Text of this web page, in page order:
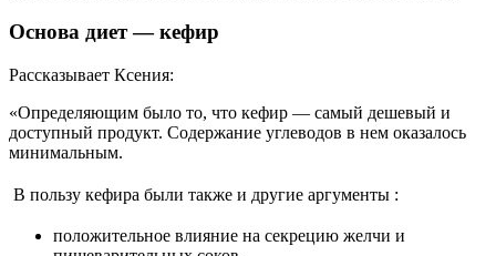
Основа диет — кефир
Рассказывает Ксения:
«Определяющим было то, что кефир — самый дешевый и
доступный продукт. Содержание углеводов в нем оказалось
минимальным.
В пользу кефира были также и другие аргументы :
положительное влияние на секрецию желчи и